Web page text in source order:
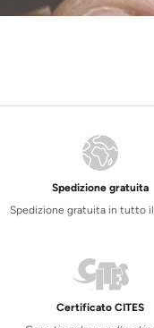
Spedizione gratuita
Spedizione gratuita in tutto
Certificato CITES